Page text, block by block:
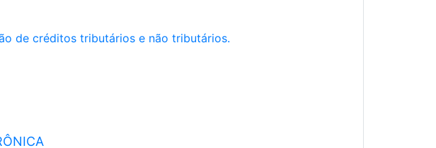
de créditos tributários e não tributários.